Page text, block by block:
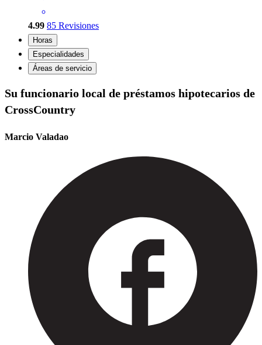
4.99 85 Revisiones
Horas
Especialidades
Áreas de servicio
Su funcionario local de préstamos hipotecarios de
CrossCountry
Marcio Valadao